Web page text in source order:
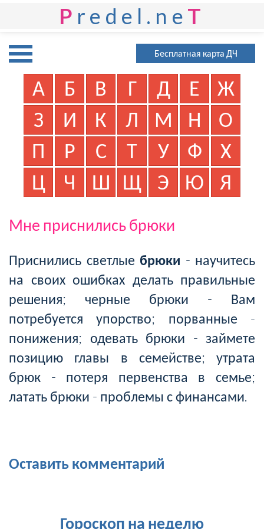
P redel.ne T
Бесплатная карта ДЧ
А Б В Г Д Е
Ж
З
И К Л М Н
О
П
Р С Т У Ф
Х
Ц
Ч Ш Щ Э Ю Я
Мне приснились брюки
Приснились светлые брюки - научитесь
на своих ошибках делать правильные
решения; черные брюки - Вам
потребуется упорство; порванные -
понижения; одевать брюки - займете
позицию главы в семействе; утрата
брюк - потеря первенства в семье;
латать брюки - проблемы с финансами.
Оставить комментарий
Гороскоп на неделю